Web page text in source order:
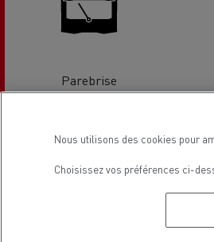
Parebrise
Emplacement
Nous utilisons des cookies pour
Choisissez vos préférences ci-